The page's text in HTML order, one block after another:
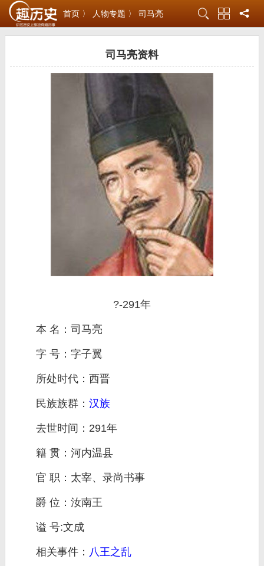
首页 〉 人物专题 〉 司马亮
司马亮资料
?-291年
本 名：司马亮
字 号：字子翼
所处时代：西晋
民族族群： 汉族
去世时间：291年
籍 贯：河内温县
官 职：太宰、录尚书事
爵 位：汝南王
谥 号:文成
相关事件： 八王之乱